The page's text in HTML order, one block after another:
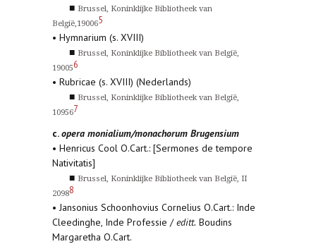
■ Brussel, Koninklijke Bibliotheek van
België,190065
• Hymnarium (s. XVIII)
■ Brussel, Koninklijke Bibliotheek van België,
190056
• Rubricae (s. XVIII) (Nederlands)
■ Brussel, Koninklijke Bibliotheek van België,
109567
c.opera monialium/monachorum Brugensium
• Henricus Cool O.Cart.: [Sermones de tempore
Nativitatis]
■ Brussel, Koninklijke Bibliotheek van België, II
20988
• Jansonius Schoonhovius Cornelius O.Cart.: Inde
Cleedinghe, Inde Professie /editt. Boudins
Margaretha O.Cart.